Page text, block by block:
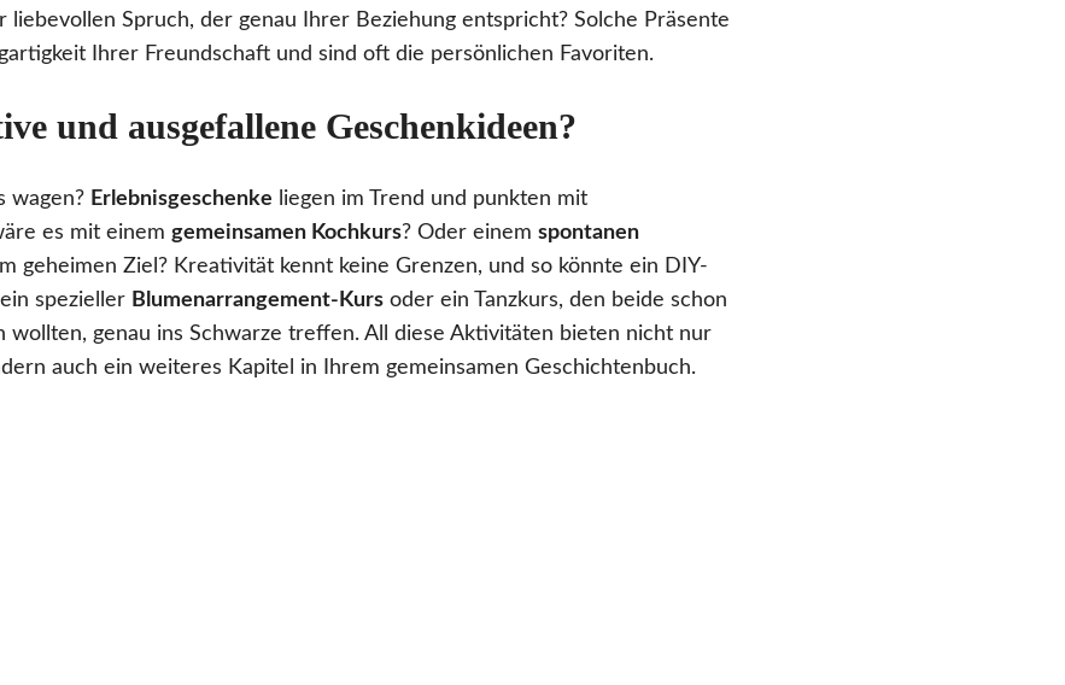
liebevollen Spruch, der genau Ihrer Beziehung entspricht? Solche Präsente
Ihrer Freundschaft und sind oft die persönlichen Favoriten.
und ausgefallene Geschenkideen?
wagen? Erlebnisgeschenke liegen im Trend und punkten mit
es mit einem gemeinsamen Kochkurs? Oder einem spontanen
geheimen Ziel? Kreativität kennt keine Grenzen, und so könnte ein DIY-
spezieller Blumenarrangement-Kurs oder ein Tanzkurs, den beide schon
wollten, genau ins Schwarze treffen. All diese Aktivitäten bieten nicht nur
auch ein weiteres Kapitel in Ihrem gemeinsamen Geschichtenbuch.